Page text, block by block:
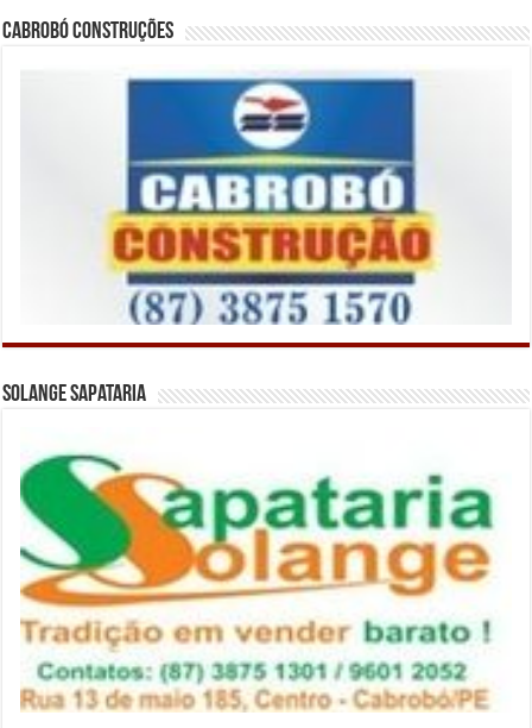
Cabrobó Construções
Solange Sapataria